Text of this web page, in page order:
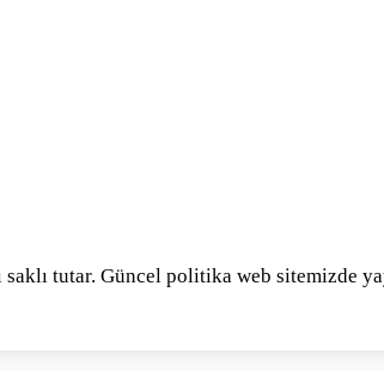
tutar. Güncel politika web sitemizde